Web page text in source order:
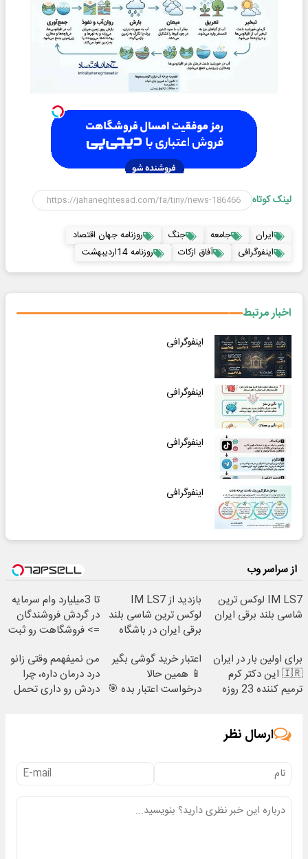
لینک کوتاه
ایران جامعه جنگ
روزنامه جهان اقتصاد
اینفوگرافی
آفاق ازکات روزنامه 14اردیبهشت
اخبار مرتبط
اینفوگرافی
اینفوگرافی
اینفوگرافی
اینفوگرافی
از سراسر وب
IM LS7 لوکس ترین
شاسی بلند برقی ایران
بازدید از IM LS7
لوکس ترین شاسی بلند
برقی ایران در باشگاه
تا 3میلیارد وام سرمایه
در گردش فروشندگان
=> فروشگاهت رو ثبت
برای اولین بار در ایران
🇮🇷 این دکتر کرم
ترمیم کننده 23 روزه
اعتبار خرید گوشی بگیر
📱 همین حالا
درخواست اعتبار بده 🎯
من نمیفهمم وقتی زانو
درد درمان داره، چرا
دردش رو داری تحمل
ارسال نظر